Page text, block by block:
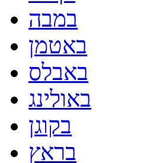
במבה
באטמן
באבלס
באולינג
בקוגן
בראץ